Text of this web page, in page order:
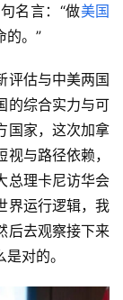
名言：“做美国
的。”
评估与中美两国
的综合实力与可
国家，这次加拿
与路径依赖，
总理卡尼访华会
界运行逻辑，我
后去观察接下来
对的。